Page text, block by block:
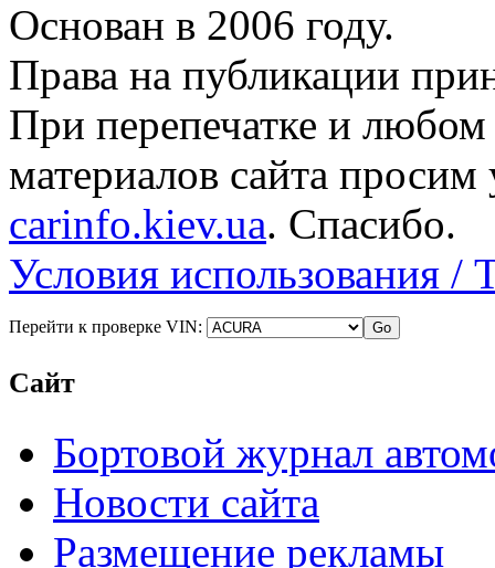
Основан в 2006 году.
Права на публикации
При перепечатке и
материалов сайта просим
carinfo.kiev.ua. Спасибо.
Условия использования /
Перейти к проверке VIN:
Сайт
Бортовой журнал
Новости сайта
Размещение рекламы